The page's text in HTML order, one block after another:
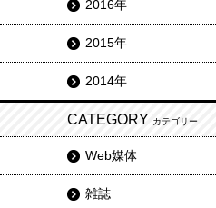
2016年
2015年
2014年
CATEGORY カテゴリー
Web媒体
雑誌